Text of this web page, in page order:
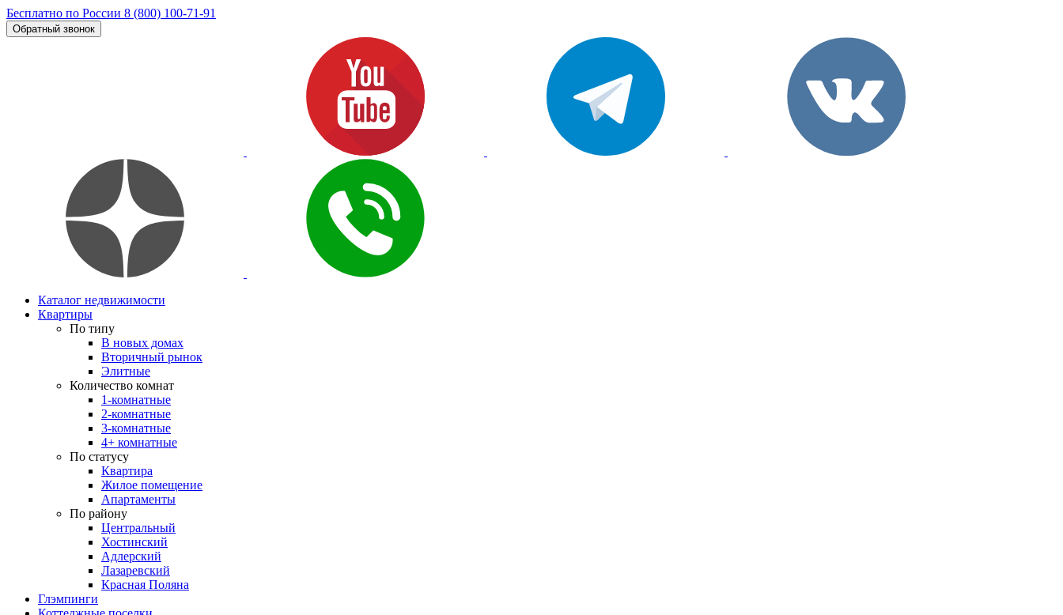
Бесплатно по России 8 (800) 100-71-91
Обратный звонок
Каталог недвижимости
Квартиры
По типу
В новых домах
Вторичный рынок
Элитные
Количество комнат
1-комнатные
2-комнатные
3-комнатные
4+ комнатные
По статусу
Квартира
Жилое помещение
Апартаменты
По району
Центральный
Хостинский
Адлерский
Лазаревский
Красная Поляна
Глэмпинги